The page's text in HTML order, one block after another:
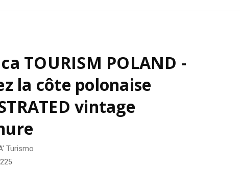
TOURISM POLAND -
la côte polonaise
vintage
Turismo